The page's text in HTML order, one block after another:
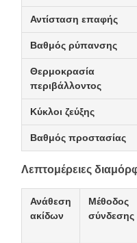
Αντίσταση επαφής
Βαθμός ρύπανσης
Θερμοκρασία
περιβάλλοντος
Κύκλοι ζεύξης
Βαθμός προστασίας
Λεπτομέρειες
Ανάθεση
ακίδων
Μέθοδος
σύνδεσης